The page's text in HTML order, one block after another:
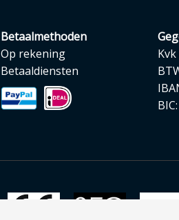
Betaalmethoden
Op rekening
Betaaldiensten
BIC: